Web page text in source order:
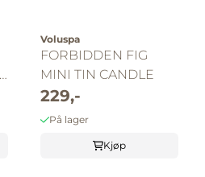
Voluspa
FORBIDDEN FIG
MINI TIN CANDLE
229,-
På lager
Kjøp